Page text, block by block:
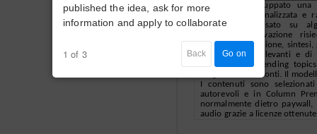
Column ha sviluppato una
completa, personalizzata
proprietario basato su
L’innovazione
processing, selezione,
contenuti più rilevanti e di
dall’analisi di trending
luoghi, autori e fonti. Il
I contenuti sono
autorevoli e in Column
normalmente dietro
audio grazie a licenze
published the idea, ask for more
information and apply to collaborate
1 of 3 Back Go on